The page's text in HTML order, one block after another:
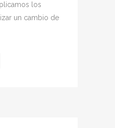
los
un cambio de